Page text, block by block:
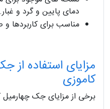
دمای پایین و گرد و غبار.
مناسب برای کاربردها
مزایای استفاده از
کاموزی
برخی از مزایای جک